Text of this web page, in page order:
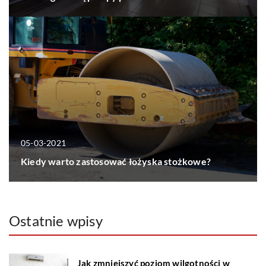
05-03-2021
Kiedy warto zastosować łożyska stożkowe?
Ostatnie wpisy
Jak zmniejszyć poziom wilgotności w